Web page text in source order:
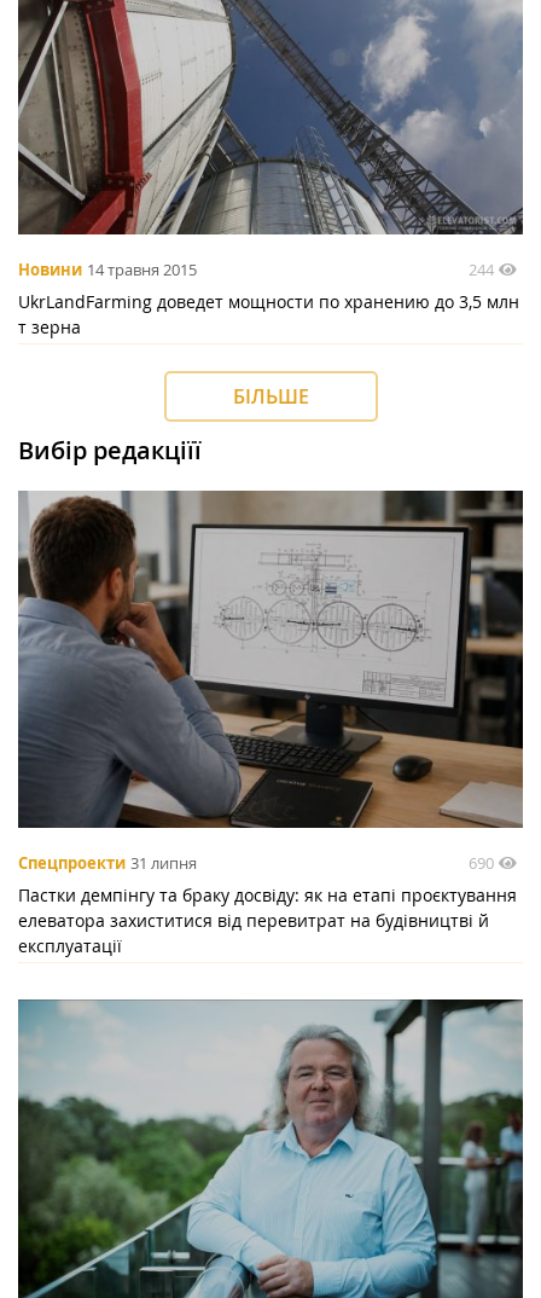
Новини 14 травня 2015 244
UkrLandFarming доведет мощности по хранению до 3,5 млн
т зерна
БІЛЬШЕ
Вибір редакціїї
Спецпроекти 31 липня 690
Пастки демпінгу та браку досвіду: як на етапі проєктування
елеватора захиститися від перевитрат на будівництві й
експлуатації